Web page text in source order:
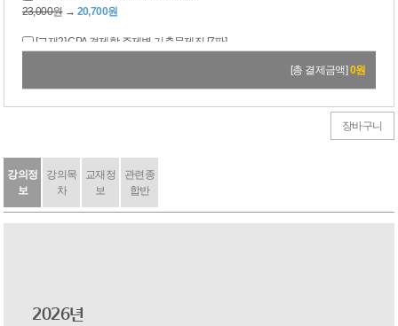
23,000원→ 20,700원
[교재2] CPA 경제학 주제별 기출문제집 [7판]
[총 결제금액] 0원
장바구니
강의정
보
강의목
차
교재정
보
관련종
합반
2026년